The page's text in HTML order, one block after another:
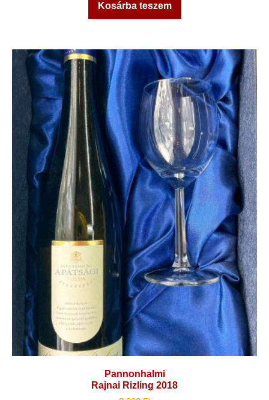
Kosárba teszem
Pannonhalmi
Rajnai Rizling 2018